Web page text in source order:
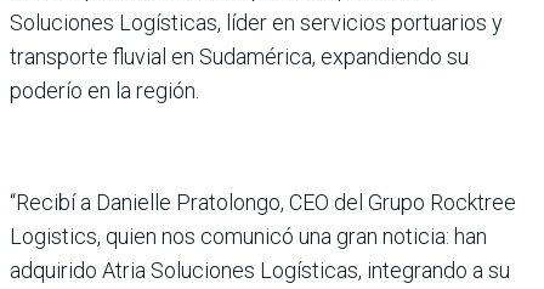
Soluciones Logísticas, líder en servicios portuarios y
transporte fluvial en Sudamérica, expandiendo su
poderío en la región.
“Recibí a Danielle Pratolongo, CEO del Grupo Rocktree
Logistics, quien nos comunicó una gran noticia: han
adquirido Atria Soluciones Logísticas, integrando a su